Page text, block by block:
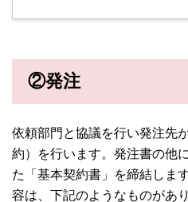
②発注
依頼部門と協議を行い発注先
約）を行います。発注書の他
た「基本契約書」を締結しま
容は、下記のようなものがあり